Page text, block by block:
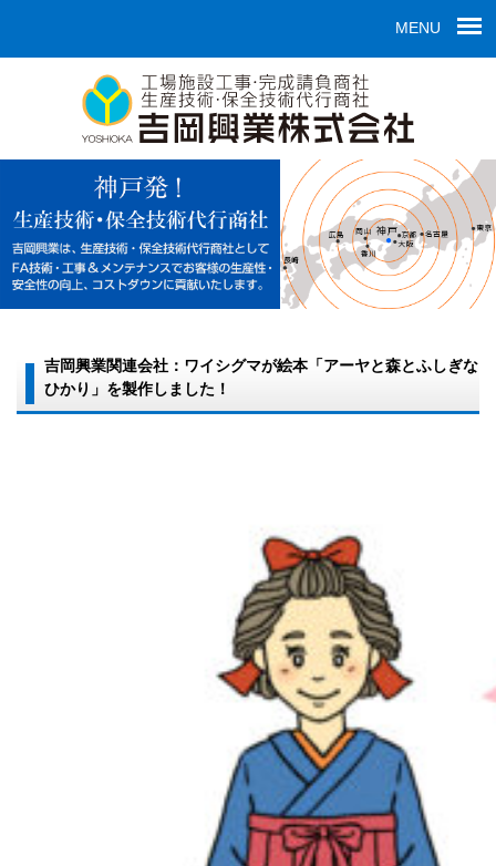
MENU
吉岡興業関連会社：ワイシグマが絵本「アーヤと森とふしぎな
ひかり」を製作しました！